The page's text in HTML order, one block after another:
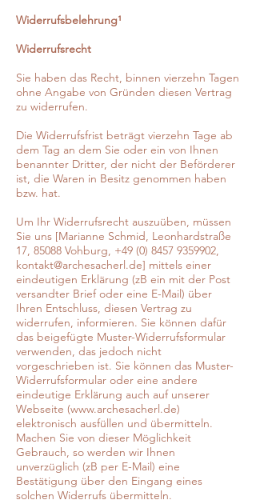
Widerrufsbelehrung¹
Widerrufsrecht
Sie haben das Recht, binnen vierzehn Tagen
ohne Angabe von Gründen diesen Vertrag
zu widerrufen.
Die Widerrufsfrist beträgt vierzehn Tage ab
dem Tag an dem Sie oder ein von Ihnen
benannter Dritter, der nicht der Beförderer
ist, die Waren in Besitz genommen haben
bzw. hat.
Um Ihr Widerrufsrecht auszuüben, müssen
Sie uns [Marianne Schmid, Leonhardstraße
17, 85088 Vohburg, +49 (0) 8457 9359902,
kontakt@archesacherl.de] mittels einer
eindeutigen Erklärung (zB ein mit der Post
versandter Brief oder eine E-Mail) über
Ihren Entschluss, diesen Vertrag zu
widerrufen, informieren. Sie können dafür
das beigefügte Muster-Widerrufsformular
verwenden, das jedoch nicht
vorgeschrieben ist. Sie können das Muster-
Widerrufsformular oder eine andere
eindeutige Erklärung auch auf unserer
Webseite (www.archesacherl.de)
elektronisch ausfüllen und übermitteln.
Machen Sie von dieser Möglichkeit
Gebrauch, so werden wir Ihnen
unverzüglich (zB per E-Mail) eine
Bestätigung über den Eingang eines
solchen Widerrufs übermitteln.